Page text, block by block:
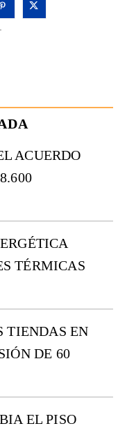
ACUERDO
TÉRMICAS
TIENDAS EN
DE 60
EL PISO